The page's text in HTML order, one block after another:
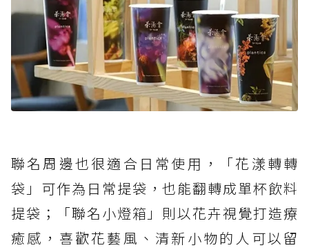
聯名周邊也很適合日常使用，「花漾轉轉
袋」可作為日常提袋，也能翻轉成單杯飲料
提袋；「聯名小燈箱」則以花卉視覺打造療
癒感，喜歡花藝風、清新小物的人可以留